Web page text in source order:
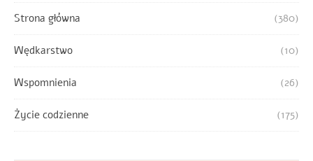
Strona główna (380)
Wędkarstwo (10)
Wspomnienia (26)
Życie codzienne (175)